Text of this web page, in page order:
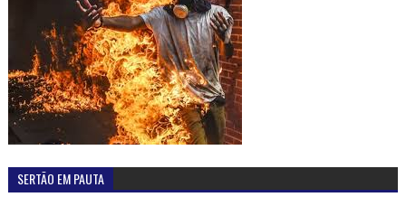
SERTÃO EM PAUTA